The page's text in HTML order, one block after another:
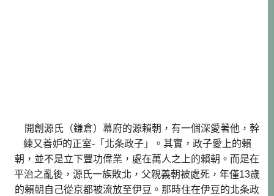
開創源氏（鎌倉）幕府的源賴朝，有一個深愛著他，幹
練又善妒的正室-「北条政子」。其實，政子愛上的賴
朝，並不是立下豐功偉業，處在萬人之上的賴朝。而是在
平治之亂後，源氏一族敗北，父親義朝被處死，年僅13歲
的賴朝自己從京都被流放至伊豆。那時住在伊豆的北条政